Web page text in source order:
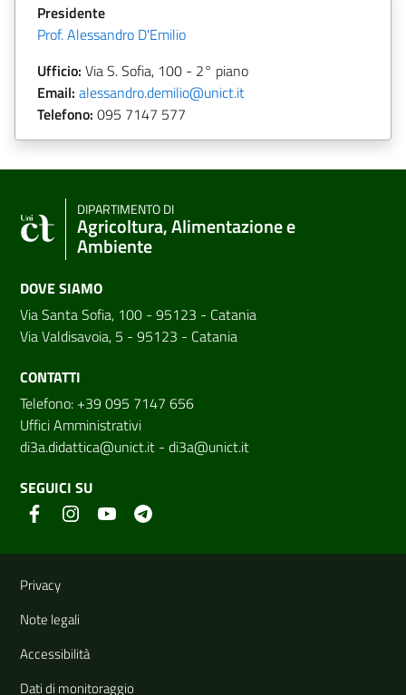
Presidente
Prof. Alessandro D'Emilio
Ufficio: Via S. Sofia, 100 - 2° piano
Email: alessandro.demilio@unict.it
Telefono: 095 7147 577
DIPARTIMENTO DI
Agricoltura, Alimentazione e
Ambiente
DOVE SIAMO
Via Santa Sofia, 100 - 95123 - Catania
Via Valdisavoia, 5 - 95123 - Catania
CONTATTI
Telefono: +39 095 7147 656
Uffici Amministrativi
di3a.didattica@unict.it - di3a@unict.it
SEGUICI SU
Link e informazioni utili
Privacy
Note legali
Accessibilità
Dati di monitoraggio